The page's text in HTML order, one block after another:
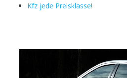
Kfz jede Preisklasse!